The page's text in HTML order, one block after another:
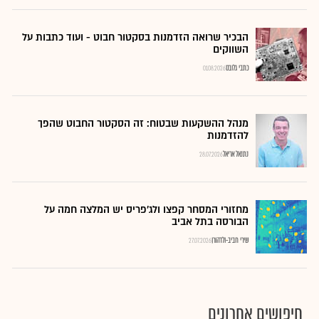
הבכיר שרואה הזדמנות בסקטור חבוט - ועוד כתבות על
השווקים
01.08.2026כתבי גלובס
מנהל ההשקעות שבטוח: זה הסקטור החבוט שהפך
להזדמנות
28.07.2026נתנאל אריאל
מחזורי המסחר קפצו ולג'פריס יש המלצה חמה על
הבורסה בתל אביב
27.07.2026שירי חביב-ולדהורן